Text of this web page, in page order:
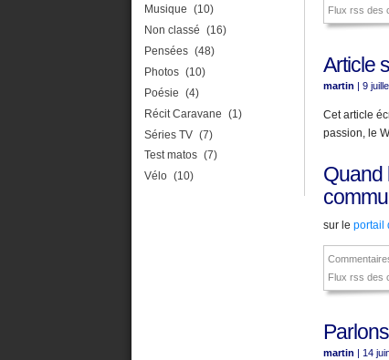
Flux rss des
Article
martin | 9
Cet article
passion, le
Quand
sur leportail
Flux rss des
martin | 14
Musique (10)
Non classé (16)
Pensées (48)
Photos (10)
Poésie (4)
Récit Caravane (1)
Séries TV (7)
Test matos (7)
Vélo (10)